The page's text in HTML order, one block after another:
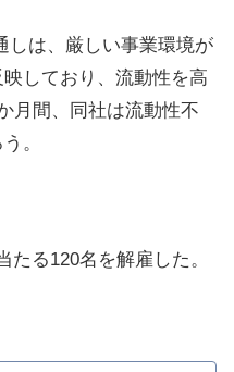
しは、厳しい事業環境が
しており、流動性を高
月間、同社は流動性不
。
る120名を解雇した。